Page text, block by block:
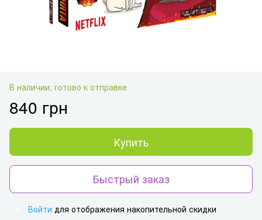
В наличии, готово к отправке
840 грн
Купить
Быстрый заказ
Войти для отображения накопительной скидки